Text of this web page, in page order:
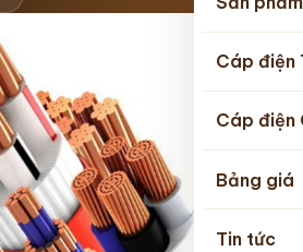
Cáp điện
Cáp điện
Bảng giá
Tin tức